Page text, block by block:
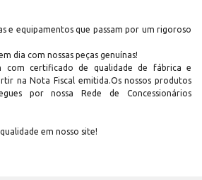
e equipamentos que passam por um rigoroso
dia com nossas peças genuínas!
com certificado de qualidade de fábrica e
na Nota Fiscal emitida.Os nossos produtos
por nossa Rede de Concessionários
em nosso site!